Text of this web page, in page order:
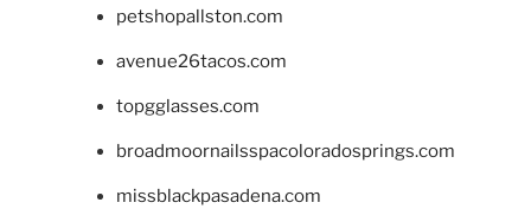
petshopallston.com
avenue26tacos.com
topgglasses.com
broadmoornailsspacoloradosprings.com
missblackpasadena.com